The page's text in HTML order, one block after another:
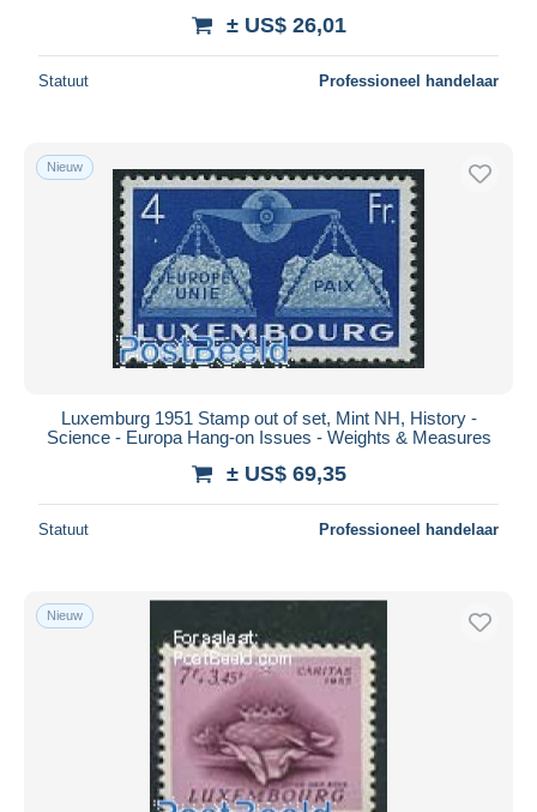
± US$ 26,01
Statuut Professioneel handelaar
Nieuw
Luxemburg 1951 Stamp out of set, Mint NH, History -
Science - Europa Hang-on Issues - Weights & Measures
± US$ 69,35
Statuut Professioneel handelaar
Nieuw